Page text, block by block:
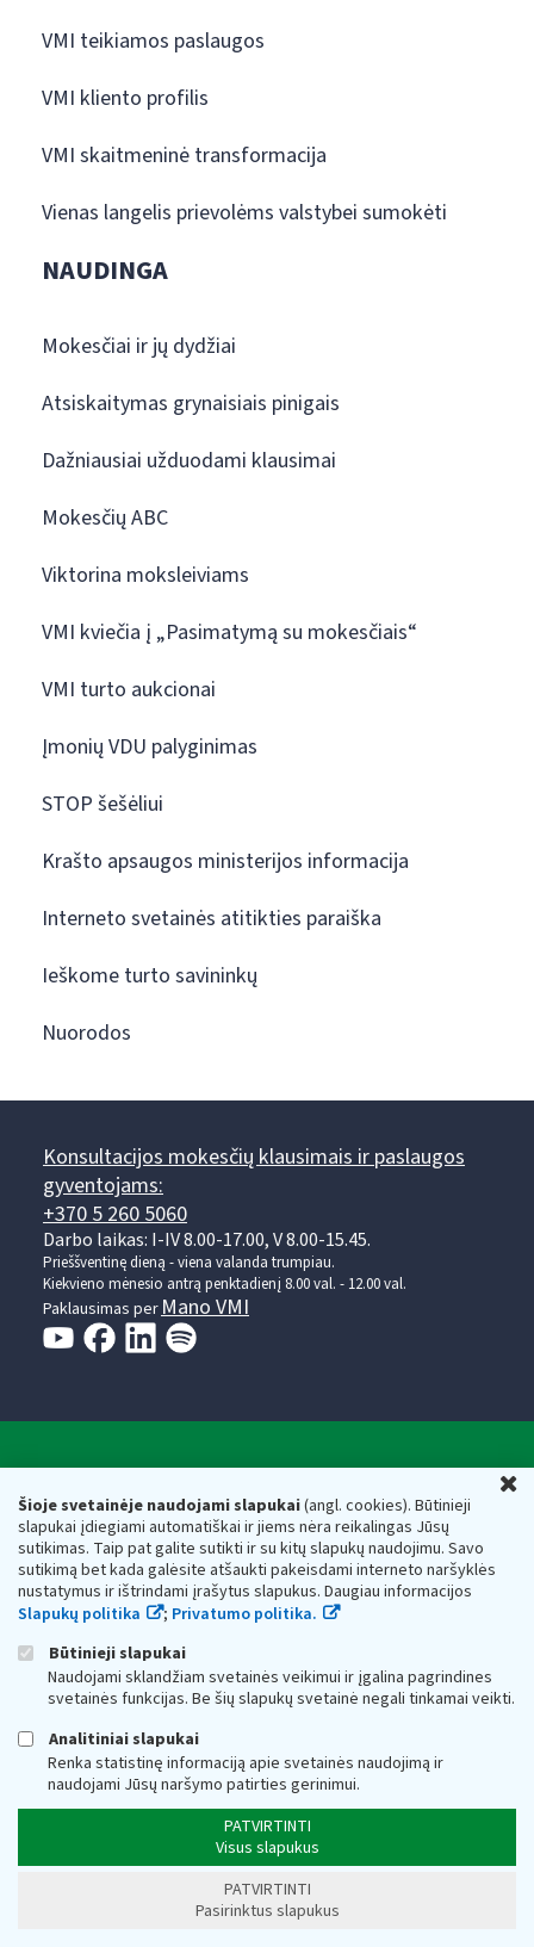
Šioje svetainėje naudojami slapukai(angl. cookies). Būtinieji
slapukai įdiegiami automatiškai ir jiems nėra reikalingas Jūsų
sutikimas. Taip pat galite sutikti ir su kitų slapukų naudojimu. Savo
sutikimą bet kada galėsite atšaukti pakeisdami interneto naršyklės
nustatymus ir ištrindami įrašytus slapukus. Daugiau informacijos
Slapukų politika
; Privatumo politika.
Būtinieji slapukai
Naudojami sklandžiam svetainės veikimui ir įgalina pagrindines
svetainės funkcijas. Be šių slapukų svetainė negali tinkamai veikti.
Analitiniai slapukai
Renka statistinę informaciją apie svetainės naudojimą ir
naudojami Jūsų naršymo patirties gerinimui.
PATVIRTINTI
Visus slapukus
PATVIRTINTI
Pasirinktus slapukus
VMI teikiamos paslaugos
VMI kliento profilis
VMI skaitmeninė transformacija
Vienas langelis prievolėms valstybei sumokėti
NAUDINGA
Mokesčiai ir jų dydžiai
Atsiskaitymas grynaisiais pinigais
Dažniausiai užduodami klausimai
Mokesčių ABC
Viktorina moksleiviams
VMI kviečia į „Pasimatymą su mokesčiais“
VMI turto aukcionai
Įmonių VDU palyginimas
STOP šešėliui
Krašto apsaugos ministerijos informacija
Interneto svetainės atitikties paraiška
Ieškome turto savininkų
Nuorodos
Konsultacijos mokesčių klausimais ir paslaugos
gyventojams:
+370 5 260 5060
Darbo laikas: I-IV 8.00-17.00, V 8.00-15.45.
Prieššventinę dieną - viena valanda trumpiau.
Kiekvieno mėnesio antrą penktadienį 8.00 val. - 12.00 val.
Paklausimas per Mano VMI
Respublikos finansų ministerijos
Biudžetinė įstaiga. Juridinio asmens kodas — 188659752,
adresas: Vasario 16-osios g. 14, 01107 Vilnius, Lietuva, el.paštas:
vmi@vmi.lt, E. pristatymo dėžutės adresas 188659752
Duomenys apie Valstybinę mokesčių inspekciją prie Lietuvos
Respublikos finansų ministerijos kaupiami ir saugomi Juridinių